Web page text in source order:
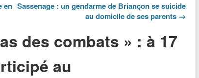
en Sassenage : un gendarme de Briançon se suicide
au domicile de ses parents →
des combats » : à 17
au